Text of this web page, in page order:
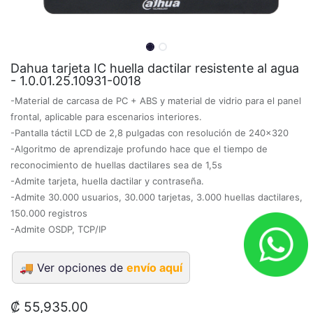
Dahua tarjeta IC huella dactilar resistente al agua
- 1.0.01.25.10931-0018
-Material de carcasa de PC + ABS y material de vidrio para el panel
frontal, aplicable para escenarios interiores.
-Pantalla táctil LCD de 2,8 pulgadas con resolución de 240×320
-Algoritmo de aprendizaje profundo hace que el tiempo de
reconocimiento de huellas dactilares sea de 1,5s
-Admite tarjeta, huella dactilar y contraseña.
-Admite 30.000 usuarios, 30.000 tarjetas, 3.000 huellas dactilares,
150.000 registros
-Admite OSDP, TCP/IP
🚚 Ver opciones de envío aquí
₡ 55,935.00